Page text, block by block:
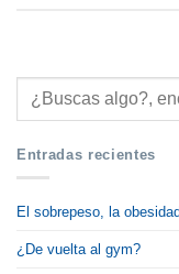
Entradas recientes
El sobrepeso, la
¿De vuelta al gym?